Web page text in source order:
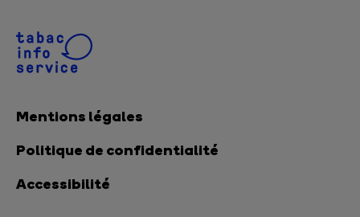
Mentions légales
Politique de confidentialité
Accessibilité